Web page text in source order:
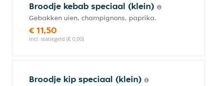
Broodje kebab speciaal (klein)
Gebakken uien, champignons, paprika.
€ 11,50
incl. statiegeld (€ 0,00)
Broodje kip speciaal (klein)